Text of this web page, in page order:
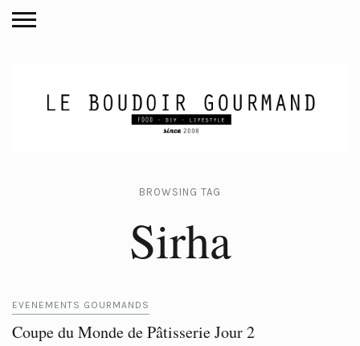
BROWSING TAG
Sirha
EVENEMENTS GOURMANDS
Coupe du Monde de Pâtisserie Jour 2